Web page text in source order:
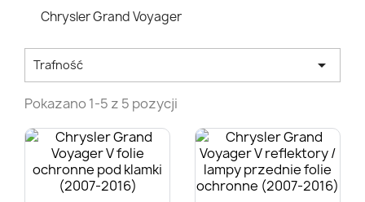
Chrysler Grand Voyager
Trafność 
Pokazano 1-5 z 5 pozycji